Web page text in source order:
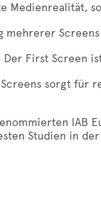
Medienrealität,
First Screen
sorgt für
IAB
Studien in